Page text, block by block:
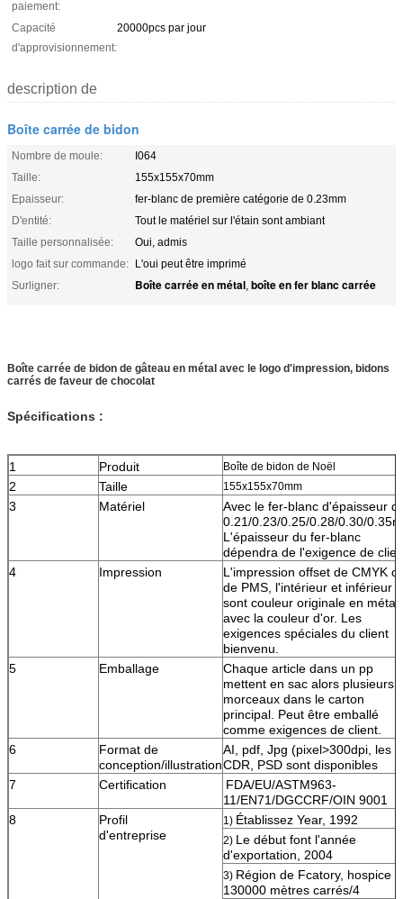
paiement:
Capacité
d'approvisionnement:
20000pcs par jour
description de
Boîte carrée de bidon
Nombre de moule:
I064
Taille:
155x155x70mm
Epaisseur:
fer-blanc de première catégorie de 0.23mm
D'entité:
Tout le matériel sur l'étain sont ambiant
Taille personnalisée:
Oui, admis
logo fait sur commande: L'oui peut être imprimé
Surligner:
Boîte carrée en métal, boîte en fer blanc carrée
Boîte carrée de bidon de gâteau en métal avec le logo d'impression, bidons
carrés de faveur de chocolat
Spécifications :
1 Produit Boîte de bidon de Noël
2 Taille 155x155x70mm
3 Matériel
Avec le fer-blanc d'épaisseur
0.21/0.23/0.25/0.28/0.30/
L'épaisseur du fer-blanc
dépendra de l'exigence de
4
Impression
L'impression offset de CMYK
de PMS, l'intérieur et inférieur
sont couleur originale en métal
avec la couleur d'or. Les
exigences spéciales du client
bienvenu.
5
Emballage
Chaque article dans un pp
mettent en sac alors plusieurs
morceaux dans le carton
principal. Peut être emballé
comme exigences de client.
6
Format de
conception/illustration
AI, pdf, Jpg (pixel>300dpi, les
CDR, PSD sont disponibles
7
Certification
FDA/EU/ASTM963-
11/EN71/DGCCRF/OIN 9001
8
Profil
d'entreprise
1) Établissez Year, 1992
2) Le début font l'année
d'exportation, 2004
3) Région de Fcatory, hospice
130000 mètres carrés/4